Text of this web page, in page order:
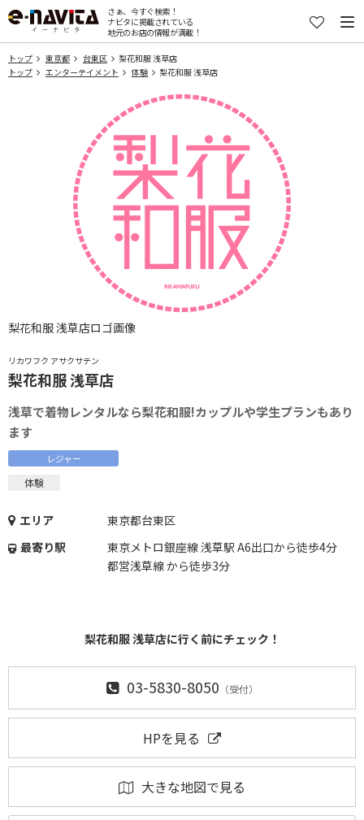
さぁ、今すぐ検索！
ナビタに掲載されている
地元のお店の情報が満載！
トップ 東京都 台東区
梨花和服 浅草店
トップ
エンターテイメント 体験 梨花和服 浅草店
リカワフク アサクサテン
梨花和服 浅草店
浅草で着物レンタルなら梨花和服!カップルや学生プランもあり
ます
レジャー
体験
エリア
東京都台東区
最寄り駅
東京メトロ銀座線 浅草駅 A6出口から徒歩4分
都営浅草線 から徒歩3分
梨花和服 浅草店に行く前にチェック！
03-5830-8050 （受付）
HPを見る
大きな地図で見る
梨花和服 浅草店ロゴ画像